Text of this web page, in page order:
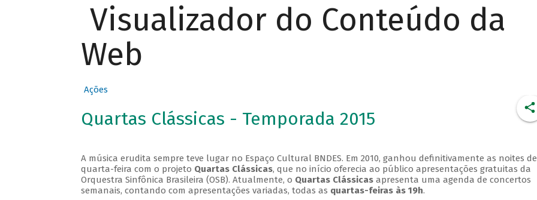
Visualizador do Conteúdo da
Web
Ações
Quartas Clássicas - Temporada 2015
A música erudita sempre teve lugar no Espaço Cultural BNDES. Em 2010, ganhou definitivamente as noites de
quarta-feira com o projeto Quartas Clássicas, que no início oferecia ao público apresentações gratuitas da
Orquestra Sinfônica Brasileira (OSB). Atualmente, o Quartas Clássicasapresenta uma agenda de concertos
semanais, contando com apresentações variadas, todas as quartas-feiras às 19h.